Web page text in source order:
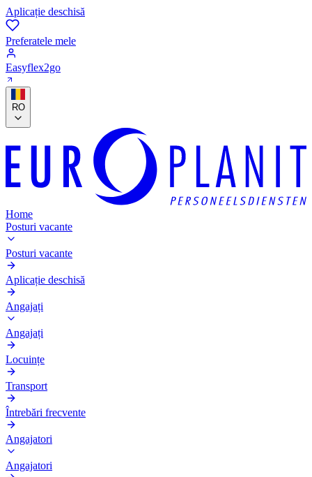
Aplicație deschisă
Preferatele mele
Easyflex2go
RO
Home
Posturi vacante
Posturi vacante
Aplicație deschisă
Angajați
Angajați
Locuințe
Transport
Întrebări frecvente
Angajatori
Angajatori